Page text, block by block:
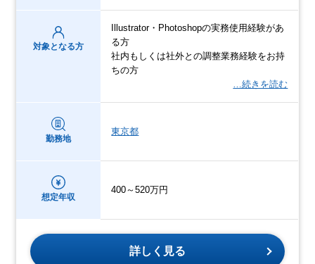
対象となる方
Illustrator・Photoshopの実務使用経験があ
る方
社内もしくは社外との調整業務経験をお持
ちの方
…続きを読む
勤務地
東京都
想定年収
400～520万円
詳しく見る